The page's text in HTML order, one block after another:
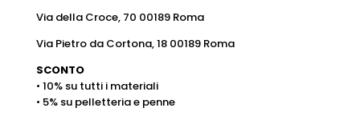
Via della Croce, 70 00189 Roma
Via Pietro da Cortona, 18 00189 Roma
SCONTO
• 10% su tutti i materiali
• 5% su pelletteria e penne